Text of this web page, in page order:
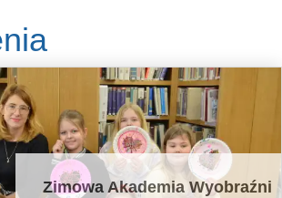
Zimowa Akademia Wyobraźni